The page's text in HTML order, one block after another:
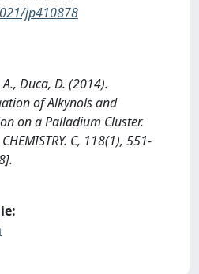
jp410878
Duca, D. (2014).
of Alkynols and
on a Palladium Cluster.
C, 118(1), 551-